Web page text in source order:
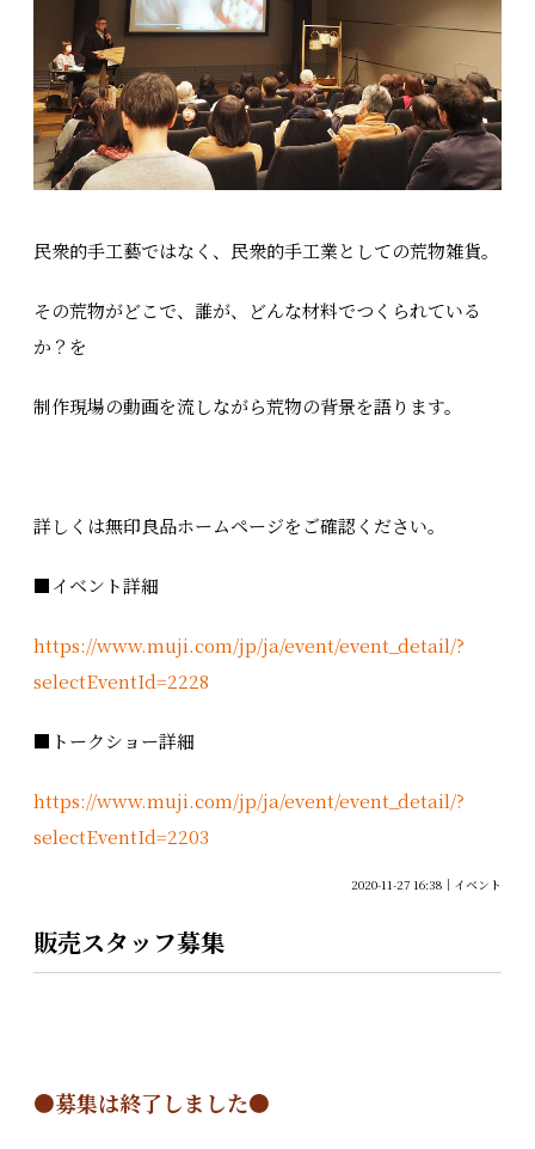
民衆的手工藝ではなく、民衆的手工業としての荒物雑貨。
その荒物がどこで、誰が、どんな材料でつくられている
か？を
制作現場の動画を流しながら荒物の背景を語ります。
詳しくは無印良品ホームページをご確認ください。
■イベント詳細
https://www.muji.com/jp/ja/event/event_detail/?
selectEventId=2228
■トークショー詳細
https://www.muji.com/jp/ja/event/event_detail/?
selectEventId=2203
2020-11-27 16:38 イベント
販売スタッフ募集
●募集は終了しました●